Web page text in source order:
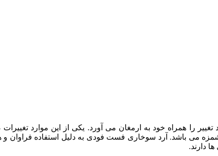
تغییر را همراه خود به ارمغان می آورد. یکی از این موارد
می باشد. آرد سوخاری فست فودی به دلیل استفاده فراوان
دارند.